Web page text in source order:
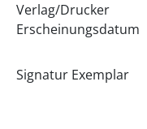
Verlag/Drucker
Erscheinungsdatum
Signatur Exemplar